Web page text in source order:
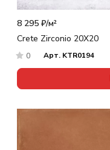
8 295 ₽/м²
Crete Zirconio 20X20
0 Арт. KTR0194